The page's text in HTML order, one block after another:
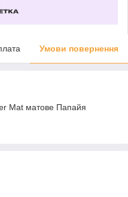
Умови повернення
Mat матове Папайя